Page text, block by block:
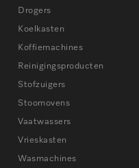
Drogers
Koelkasten
Koffiemachines
Reinigingsproducten
Stofzuigers
Stoomovens
Vaatwassers
Vrieskasten
Wasmachines